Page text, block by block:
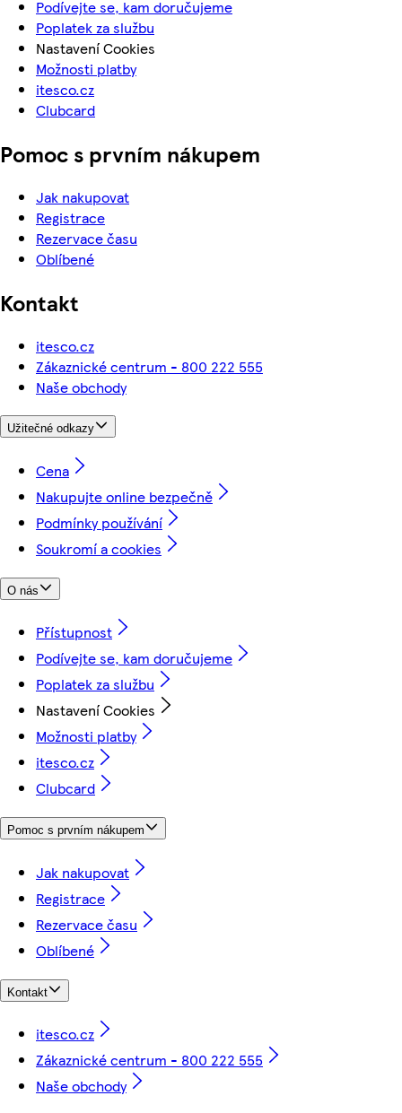
Podívejte se, kam doručujeme
Poplatek za službu
Nastavení Cookies
Možnosti platby
itesco.cz
Clubcard
Pomoc s prvním nákupem
Jak nakupovat
Registrace
Rezervace času
Oblíbené
Kontakt
itesco.cz
Zákaznické centrum - 800 222 555
Naše obchody
Užitečné odkazy
Cena
Nakupujte online bezpečně
Podmínky používání
Soukromí a cookies
O nás
Přístupnost
Podívejte se, kam doručujeme
Poplatek za službu
Nastavení Cookies
Možnosti platby
itesco.cz
Clubcard
Pomoc s prvním nákupem
Jak nakupovat
Registrace
Rezervace času
Oblíbené
Kontakt
itesco.cz
Zákaznické centrum - 800 222 555
Naše obchody